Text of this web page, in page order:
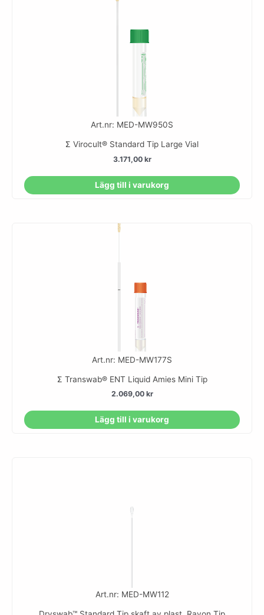
Art.nr: MED-MW950S
Σ Virocult® Standard Tip Large Vial
3.171,00 kr
Lägg till i varukorg
Art.nr: MED-MW177S
Σ Transwab® ENT Liquid Amies Mini Tip
2.069,00 kr
Lägg till i varukorg
Art.nr: MED-MW112